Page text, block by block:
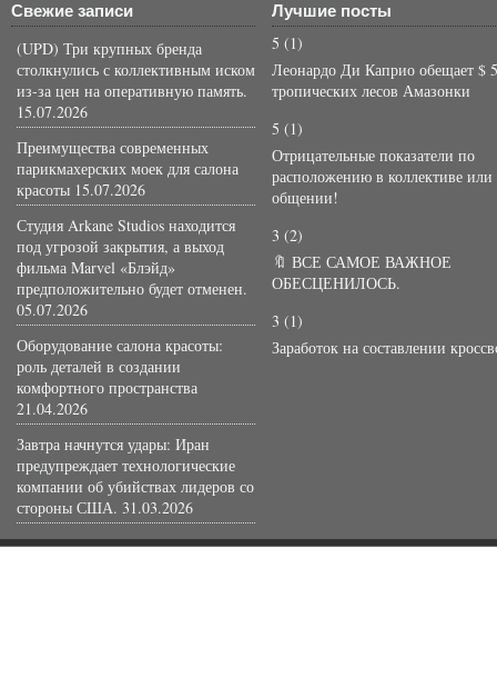
Свежие записи
(UPD) Три крупных бренда
столкнулись с коллективным иском
из-за цен на оперативную память.
15.07.2026
Преимущества современных
парикмахерских моек для салона
красоты 15.07.2026
Студия Arkane Studios находится
под угрозой закрытия, а выход
фильма Marvel «Блэйд»
предположительно будет отменен.
05.07.2026
Оборудование салона красоты:
роль деталей в создании
комфортного пространства
21.04.2026
Завтра начнутся удары: Иран
предупреждает технологические
компании об убийствах лидеров со
стороны США. 31.03.2026
Лучшие посты
5 (1)
Леонардо Ди Каприо обещает $
тропических лесов Амазонки
5 (1)
Отрицательные показатели по
расположению в коллективе
общении!
3 (2)
🔖 ВСЕ САМОЕ ВАЖНОЕ
ОБЕСЦЕНИЛОСЬ.
3 (1)
Заработок на составлении